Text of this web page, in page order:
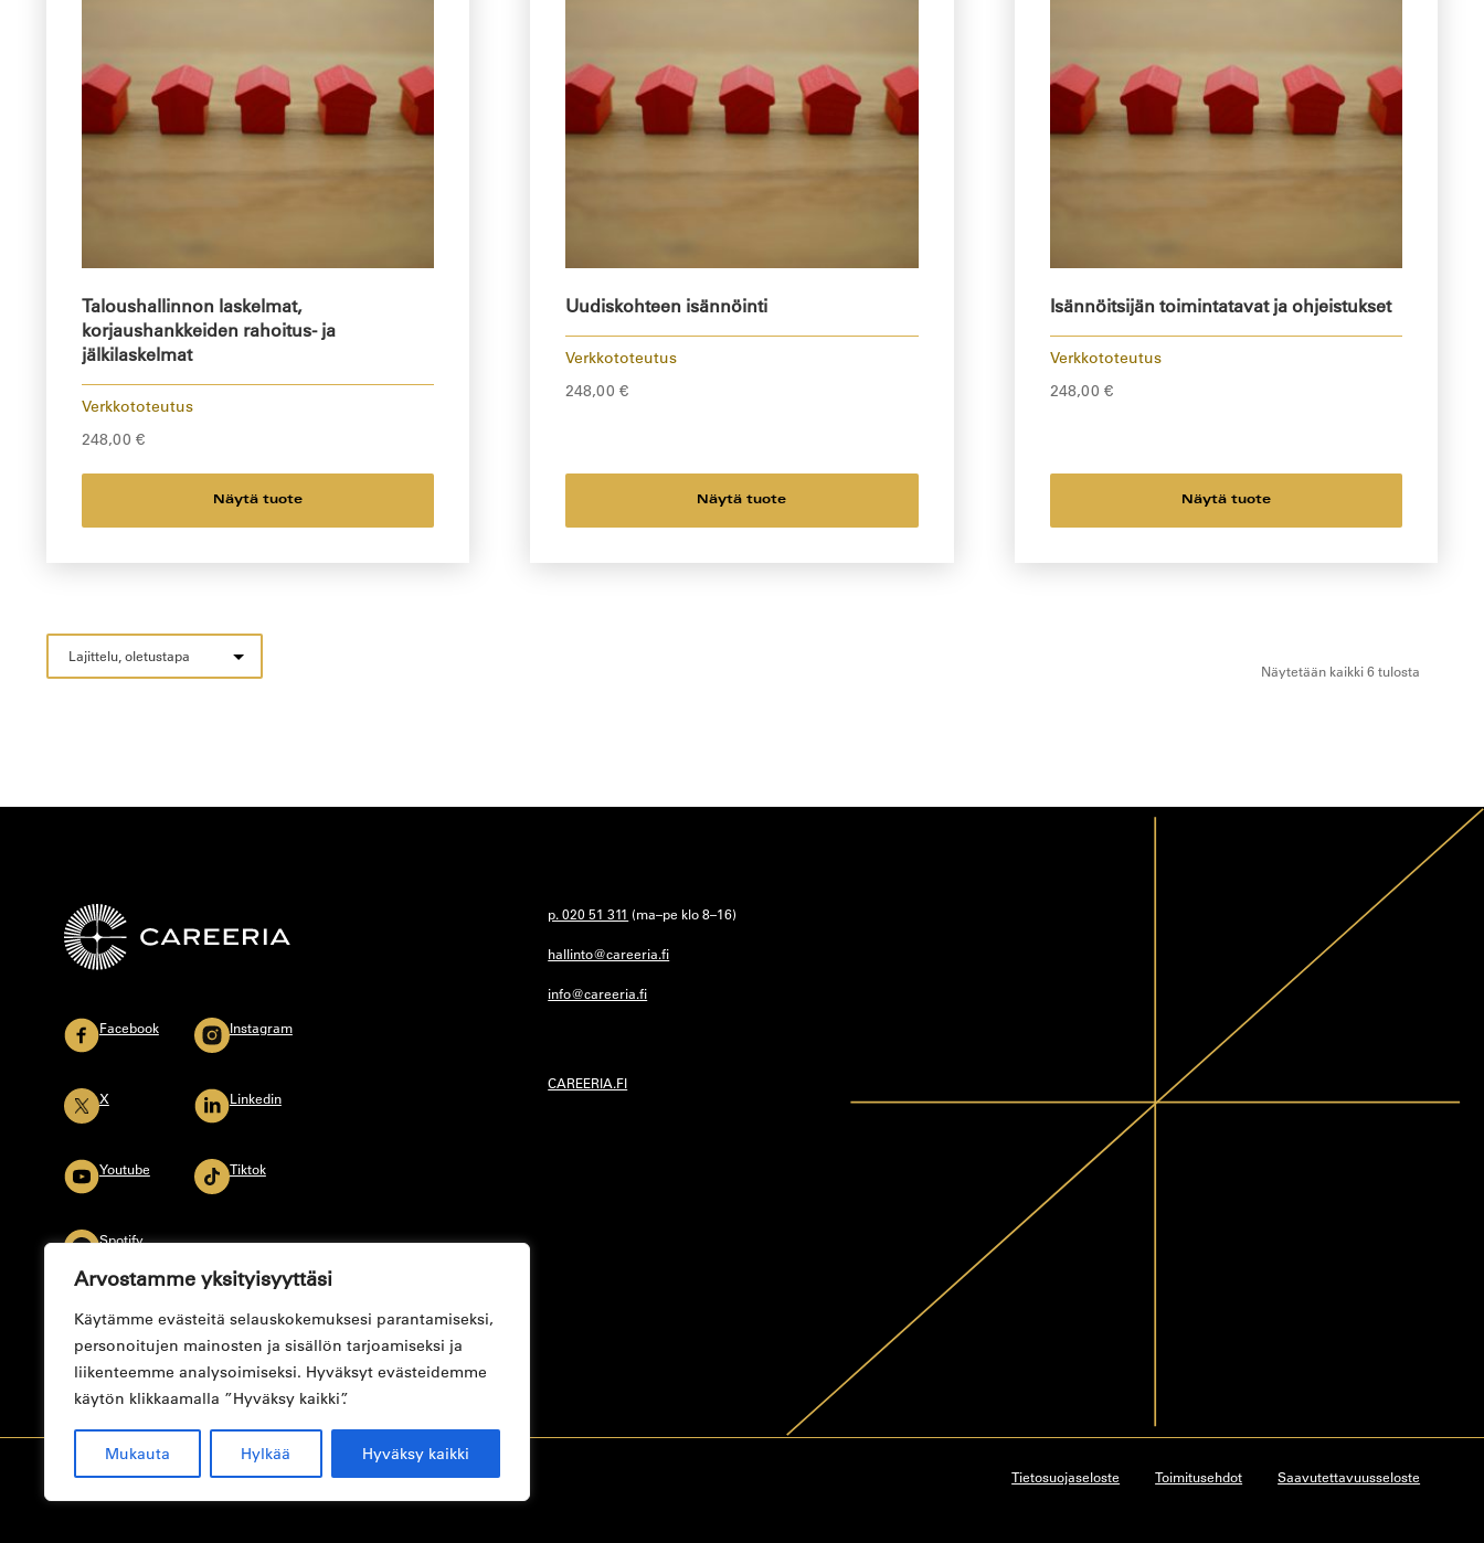
Arvostamme yksityisyyttäsi
Käytämme evästeitä selauskokemuksesi parantamiseksi,
personoitujen mainosten ja sisällön tarjoamiseksi ja
liikenteemme analysoimiseksi. Hyväksyt evästeidemme
käytön klikkaamalla ”Hyväksy kaikki”.
Mukauta Hylkää Hyväksy kaikki
Taloushallinnon laskelmat,
korjaushankkeiden rahoitus- ja
jälkilaskelmat
Verkkototeutus
248,00 €
Näytä tuote
Uudiskohteen isännöinti
Verkkototeutus
248,00€
Näytä tuote
Isännöitsijän toimintatavat ja ohjeistukset
Verkkototeutus
248,00 €
Näytä tuote
Näytetään kaikki 6 tulosta
Facebook
X
Youtube
Spotify
Instagram
Linkedin
Tiktok
p. 020 51 311 (ma–pe klo 8–16)
hallinto@careeria.fi
info@careeria.fi
CAREERIA.FI
© CAREERIA 2024 Tietosuojaseloste Toimitusehdot Saavutettavuusseloste